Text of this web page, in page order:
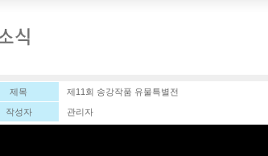
제목 제11회 송강작품 유물특별전
작성자 관리자